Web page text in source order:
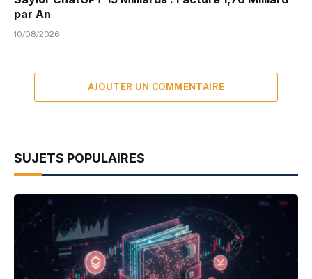
par An
10/08/2026
AJOUTER UN COMMENTAIRE
SUJETS POPULAIRES